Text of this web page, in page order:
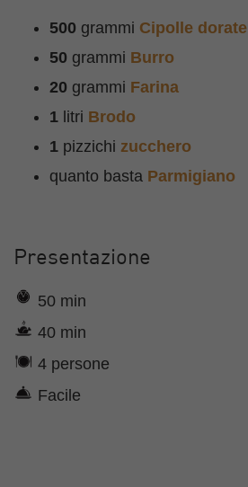
500 grammi Cipolle dorate
50 grammi Burro
20 grammi Farina
1 litri Brodo
1 pizzichi zucchero
quanto basta Parmigiano
Presentazione
50 min
40 min
4 persone
Facile